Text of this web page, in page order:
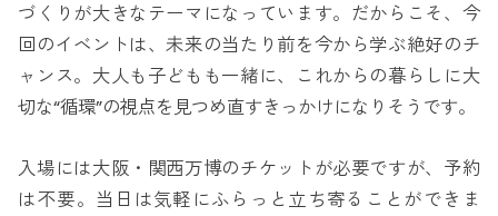
づくりが大きなテーマになっています。だからこそ、今
回のイベントは、未来の当たり前を今から学ぶ絶好のチ
ャンス。大人も子どもも一緒に、これからの暮らしに大
切な“循環”の視点を見つめ直すきっかけになりそうです。
入場には大阪・関西万博のチケットが必要ですが、予約
は不要。当日は気軽にふらっと立ち寄ることができま